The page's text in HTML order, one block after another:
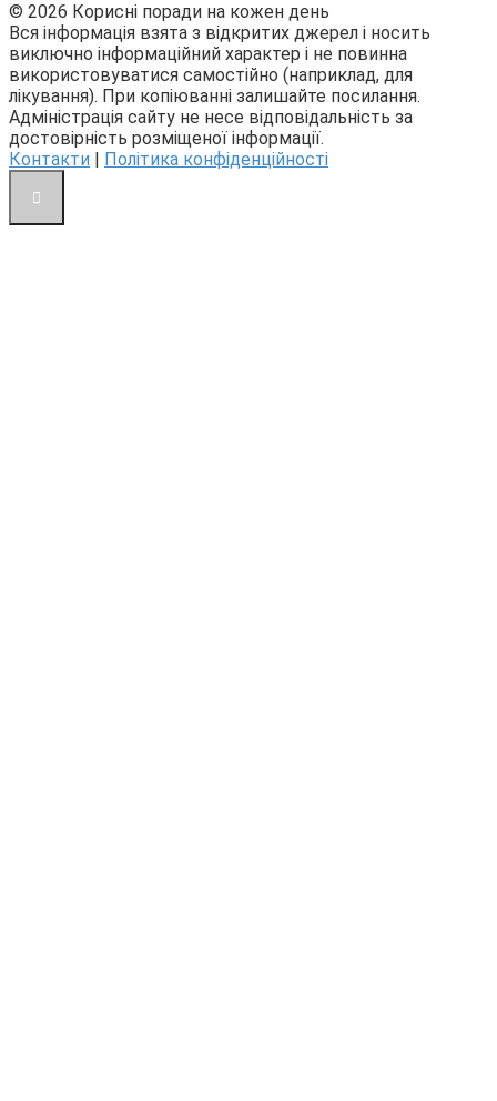
© 2026 Корисні поради на кожен день
Вся інформація взята з відкритих джерел і носить
виключно інформаційний характер і не повинна
використовуватися самостійно (наприклад, для
лікування). При копіюванні залишайте посилання.
Адміністрація сайту не несе відповідальність за
достовірність розміщеної інформації.
Контакти
Політика конфіденційності